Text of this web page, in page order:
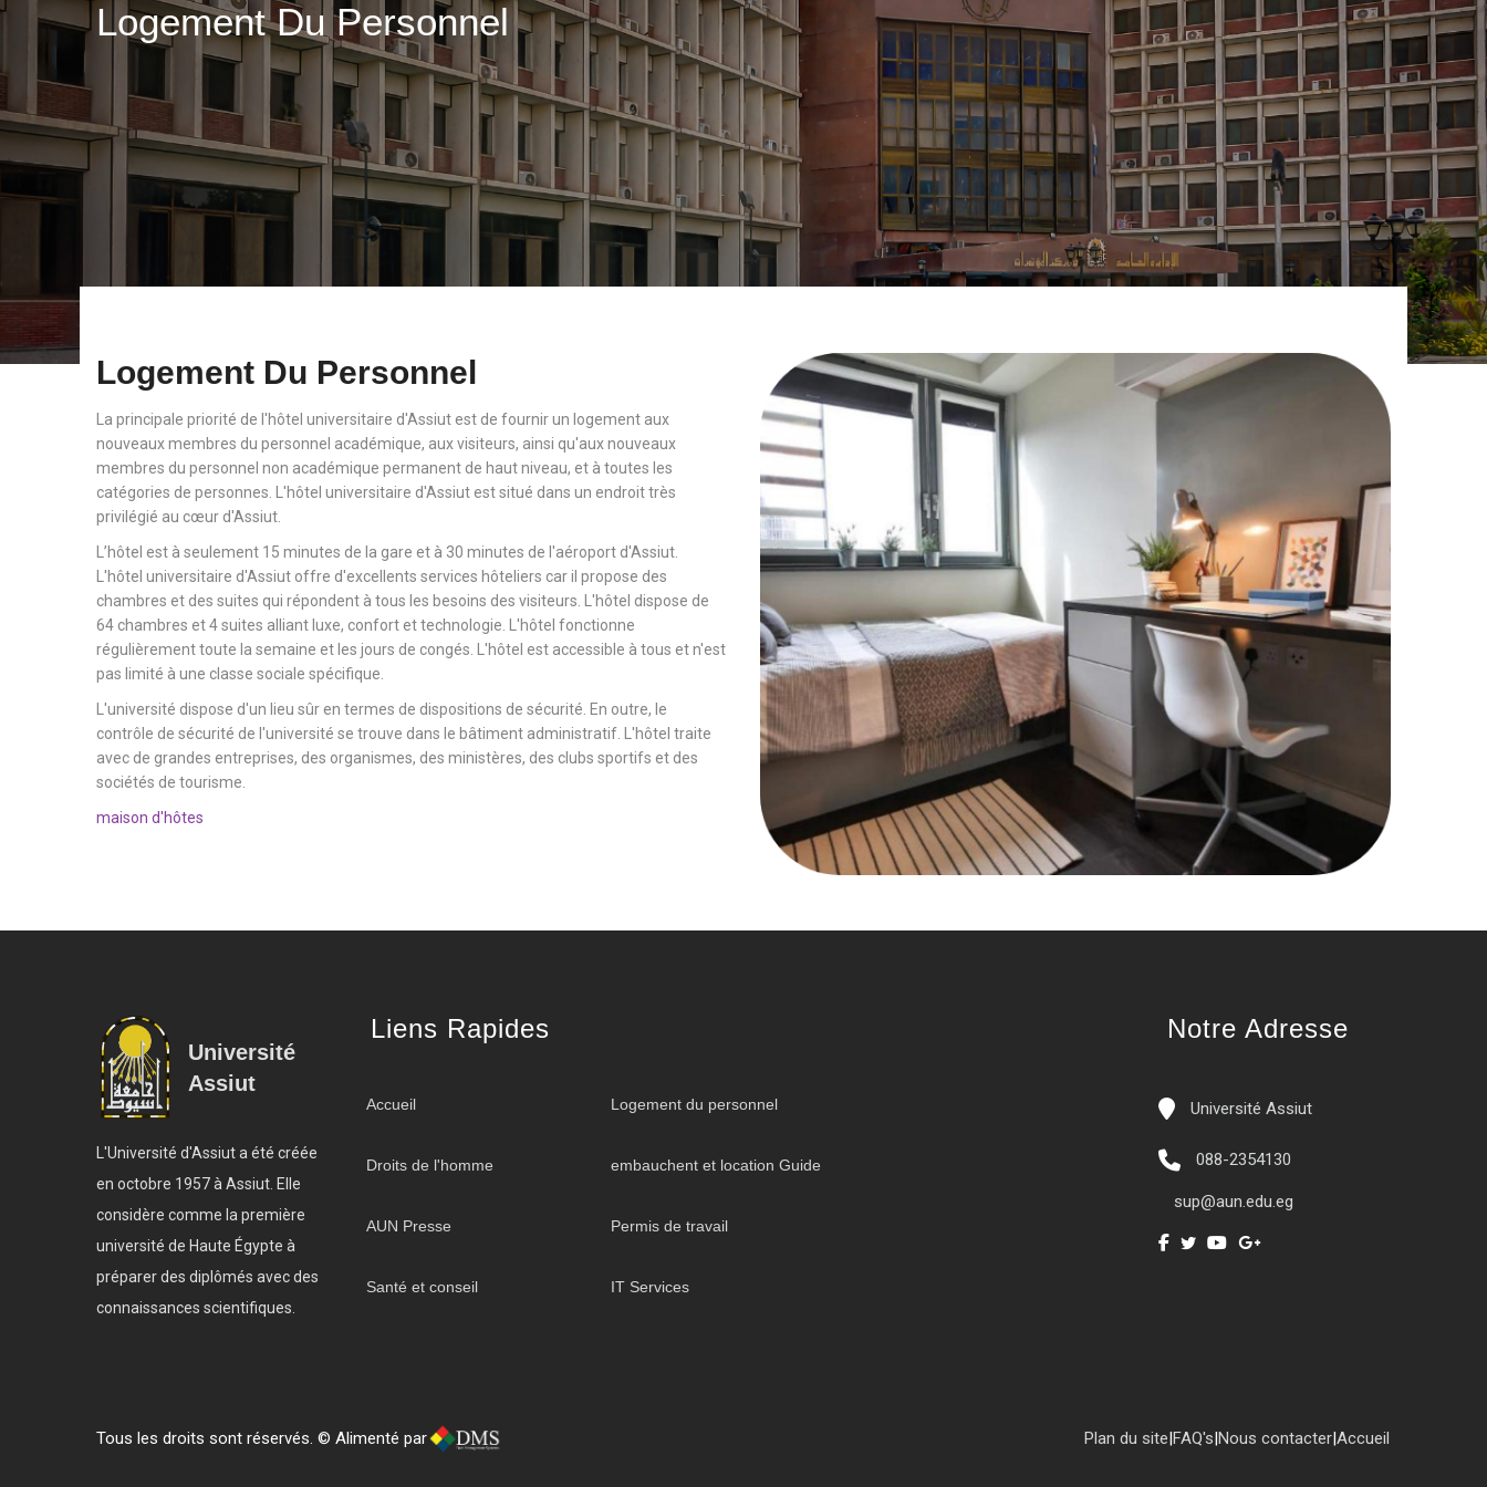
Logement Du Personnel
Logement Du Personnel
La principale priorité de l'hôtel universitaire d'Assiut est de fournir un logement aux
nouveaux membres du personnel académique, aux visiteurs, ainsi qu'aux nouveaux
membres du personnel non académique permanent de haut niveau, et à toutes les
catégories de personnes. L'hôtel universitaire d'Assiut est situé dans un endroit très
privilégié au cœur d'Assiut.
L’hôtel est à seulement 15 minutes de la gare et à 30 minutes de l'aéroport d'Assiut.
L'hôtel universitaire d'Assiut offre d'excellents services hôteliers car il propose des
chambres et des suites qui répondent à tous les besoins des visiteurs. L'hôtel dispose de
64 chambres et 4 suites alliant luxe, confort et technologie. L'hôtel fonctionne
régulièrement toute la semaine et les jours de congés. L'hôtel est accessible à tous et n'est
pas limité à une classe sociale spécifique.
L'université dispose d'un lieu sûr en termes de dispositions de sécurité. En outre, le
contrôle de sécurité de l'université se trouve dans le bâtiment administratif. L'hôtel traite
avec de grandes entreprises, des organismes, des ministères, des clubs sportifs et des
sociétés de tourisme.
maison d'hôtes
Université
Assiut
L'Université d'Assiut a été créée
en octobre 1957 à Assiut. Elle
considère comme la première
université de Haute Égypte à
préparer des diplômés avec des
connaissances scientifiques.
Liens Rapides
Accueil Logement du personnel
Droits de l'homme embauchent et location Guide
AUN Presse Permis de travail
Santé et conseil IT Services
Notre Adresse
Université Assiut
088-2354130
sup@aun.edu.eg
Tous les droits sont réservés. © Alimenté par Accueil
|
Nous contacter
|
FAQ's
|
Plan du site